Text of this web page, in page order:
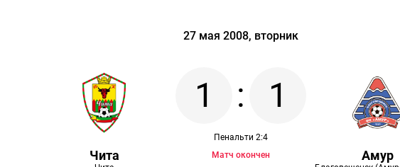
27 мая 2008, вторник
Чита
1 : 1
Пенальти 2:4
Матч окончен
Амур